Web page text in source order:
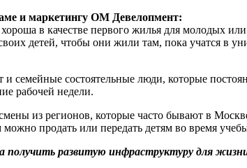
и маркетингу ОМ Девелопмент:
в качестве первого жилья для молодых
детей, чтобы они жили там, пока учатся в
семейные состоятельные люди, которые
рабочей недели.
из регионов, которые часто бывают в
продать или передать детям во время
развитую инфраструктуру для